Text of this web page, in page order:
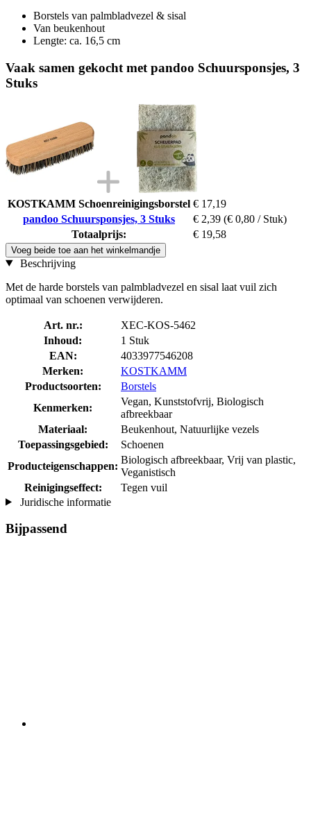
Borstels van palmbladvezel & sisal
Van beukenhout
Lengte: ca. 16,5 cm
Vaak samen gekocht met pandoo Schuursponsjes, 3
Stuks
KOSTKAMM Schoenreinigingsborstel € 17,19
pandoo Schuursponsjes, 3 Stuks
€ 2,39 (€ 0,80 / Stuk)
Totaalprijs:
€ 19,58
Voeg beide toe aan het winkelmandje
Beschrijving
Met de harde borstels van palmbladvezel en sisal laat vuil zich
optimaal van schoenen verwijderen.
Art. nr.:
XEC-KOS-5462
Inhoud:
1 Stuk
EAN:
4033977546208
Merken:
KOSTKAMM
Productsoorten:
Borstels
Kenmerken:
Vegan, Kunststofvrij, Biologisch
afbreekbaar
Materiaal:
Beukenhout, Natuurlijke vezels
Toepassingsgebied:
Schoenen
Producteigenschappen:
Biologisch afbreekbaar, Vrij van plastic,
Veganistisch
Reinigingseffect:
Tegen vuil
Juridische informatie
Bijpassend